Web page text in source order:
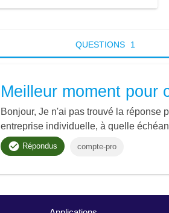
QUESTIONS 1
Meilleur moment pour
Bonjour, Je n'ai pas trouvé la réponse
entreprise individuelle, à quelle
Répondus compte-pro